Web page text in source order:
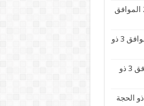
عروض بن داود الجنوببة الاربعاء 20 مايو 2026 الموافق
عروض بن داود جدة الاربعاء 20 مايو 2026 الموافق 3 ذو
عروض هايبر بنده الاربعاء 20 مايو 2026 الموافق 3 ذو
عروض بنده الاربعاء 20 مايو 2026 الموافق 3 ذو الحجة